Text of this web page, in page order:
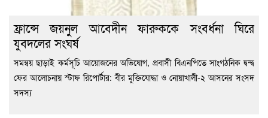
ফ্রান্সে জয়নুল আবেদীন ফারুককে সংবর্ধনা ঘিরে
যুবদলের সংঘর্ষ
সমন্বয় ছাড়াই কর্মসূচি আয়োজনের অভিযোগ, প্রবাসী বিএনপিতে সাংগঠনিক দ্বন্দ্ব
ফের আলোচনায় স্টাফ রিপোর্টার: বীর মুক্তিযোদ্ধা ও নোয়াখালী-২ আসনের সংসদ
সদস্য